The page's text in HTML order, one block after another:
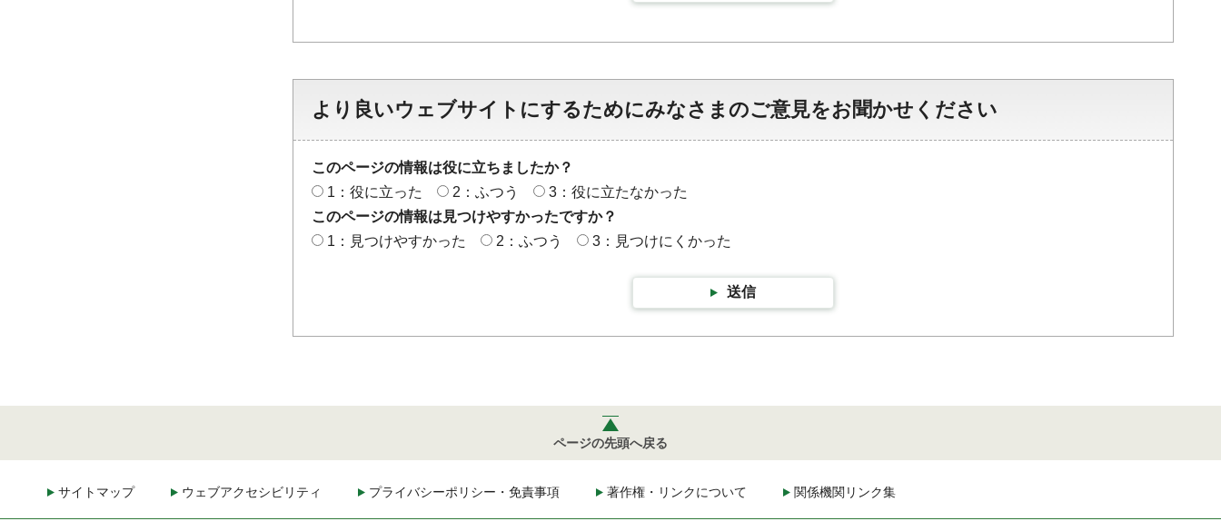
より良いウェブサイトにするためにみなさまのご意見をお聞かせください
このページの情報は役に立ちましたか？
1：役に立った
2：ふつう
3：役に立たなかった
このページの情報は見つけやすかったですか？
1：見つけやすかった
2：ふつう 3：見つけにくかった
送信
ページの先頭へ戻る
サイトマップ ウェブアクセシビリティ プライバシーポリシー・免責事項 著作権・リンクについて 関係機関リンク集